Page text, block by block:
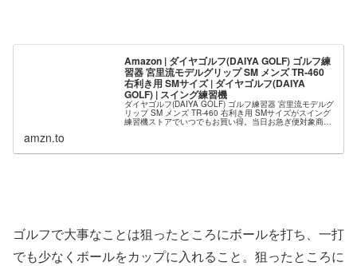
Amazon | ダイヤゴルフ(DAIYA GOLF) ゴルフ練
習器 宮里流モデルグリップ SM メンズ TR-460
右利き用 SMサイズ | ダイヤゴルフ(DAIYA
GOLF) | スイング練習機
ダイヤゴルフ(DAIYA GOLF) ゴルフ練習器 宮里流モデルグ
リップ SM メンズ TR-460 右利き用 SMサイズがスイング
練習機ストアでいつでもお買い得。当日お急ぎ便対象商品
は、当日お届け可能です。アマゾン配送商品は、通常配送
amzn.to
ゴルフで大事なことは狙ったところにボールを打ち、一打
でも少なくボールをカップに入れること。狙ったところに